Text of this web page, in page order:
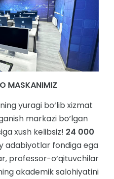
MASKANIMIZ
yuragi bo‘lib xizmat
markazi bo‘lgan
xush kelibsiz! 24 000
adabiyotlar fondiga ega
professor-o‘qituvchilar
akademik salohiyatini